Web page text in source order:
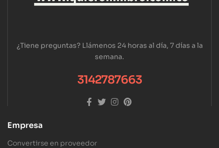
¿Tiene preguntas? Llámenos 24 horas al día, 7 días a la
semana.
3142787663
Empresa
Convertirse en proveedor